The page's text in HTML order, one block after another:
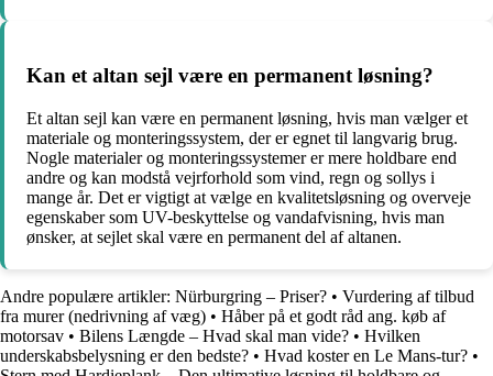
Kan et altan sejl være en permanent løsning?
Et altan sejl kan være en permanent løsning, hvis man vælger et
materiale og monteringssystem, der er egnet til langvarig brug.
Nogle materialer og monteringssystemer er mere holdbare end
andre og kan modstå vejrforhold som vind, regn og sollys i
mange år. Det er vigtigt at vælge en kvalitetsløsning og overveje
egenskaber som UV-beskyttelse og vandafvisning, hvis man
ønsker, at sejlet skal være en permanent del af altanen.
Andre populære artikler: Nürburgring – Priser? • Vurdering af tilbud
fra murer (nedrivning af væg) • Håber på et godt råd ang. køb af
motorsav • Bilens Længde – Hvad skal man vide? • Hvilken
underskabsbelysning er den bedste? • Hvad koster en Le Mans-tur? •